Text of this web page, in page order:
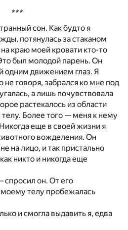
***
сон. Как будто я
потянулась за стаканом
краю моей кровати кто-то
был молодой парень. Он
одним движением глаз. Я
не говоря, забрался ко мне под
а лишь почувствовала
растекалось из области
Более того — меня к нему
еще в своей жизни я
вожделения. Он
на лицо, и так пристально
никто и никогда еще
он. От его
моему телу пробежалась
и смогла выдавить я, едва